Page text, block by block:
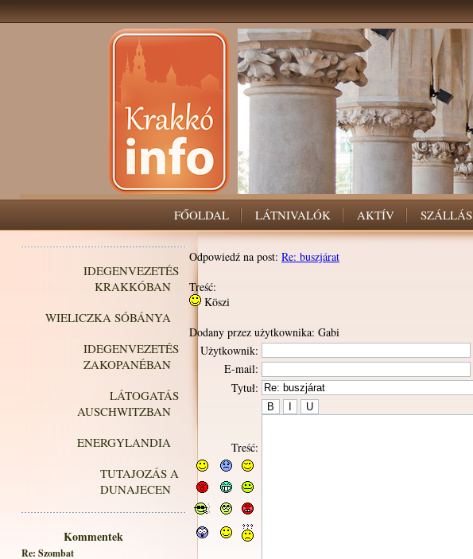
FŐOLDAL LÁTNIVALÓK AKTÍV SZÁLLÁS
IDEGENVEZETÉS
KRAKKÓBAN
WIELICZKA SÓBÁNYA
IDEGENVEZETÉS
ZAKOPANÉBAN
LÁTOGATÁS
AUSCHWITZBAN
ENERGYLANDIA
TUTAJOZÁS A
DUNAJECEN
Kommentek
Re: Szombat
Odpowiedź na post: Re: buszjárat
Treść:
Köszi
Dodany przez użytkownika: Gabi
Użytkownik:
E-mail:
Tytuł:
Treść: